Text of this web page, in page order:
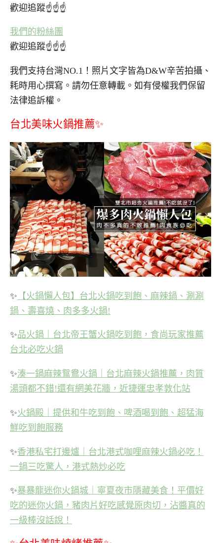
歡迎追蹤☝☝☝
我們的粉絲團
歡迎追蹤☝☝☝
我們支持台灣NO.1！照片文字皆為D&W辛苦拍攝、
耗時用心撰寫。請勿任意轉載。如有侵權我們保留
法律追訴權。
台北美味火鍋推薦✨
✨ 【火鍋懶人包】台北火鍋吃到飽、麻辣鍋、涮涮
鍋、壽喜燒、肉多多火鍋!
✨品火鍋｜台北帝王蟹火鍋吃到飽，食尚玩家推薦
台北必吃火鍋
✨湊一鍋麻辣鴛鴦火鍋｜台北麻辣火鍋推薦，肉質
湯頭都不錯!還有網美花牆，近捷運忠孝敦化站
✨火鍋殿｜提供和牛吃到飽、啤酒喝到飽、超猛海
鮮吃到飽服務
✨香港私宅打邊爐｜台北港式咖哩麻辣火鍋必吃！
一鍋三吃驚人，港式熱炒必吃
✨暴暴龍迷你火鍋城｜寧夏夜市隱藏美食！平價好
吃的迷你火鍋，豬肉片好吃感覺原肉切，沾醬真的
一級棒沒話說！